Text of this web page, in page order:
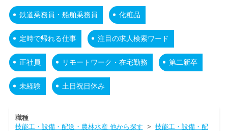
鉄道乗務員・船舶乗務員 化粧品
定時で帰れる仕事 注目の求人検索ワード
正社員 リモートワーク・在宅勤務 第二新卒
未経験 土日祝日休み
職種
技能工・設備・配送・農林水産 他から探す > 技能工・設備・配